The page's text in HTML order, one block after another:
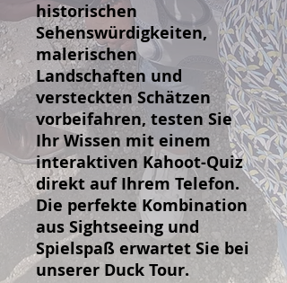
historischen
Sehenswürdigkeiten,
malerischen
Landschaften und
versteckten Schätzen
vorbeifahren, testen Sie
Ihr Wissen mit einem
interaktiven Kahoot-Quiz
direkt auf Ihrem Telefon.
Die perfekte Kombination
aus Sightseeing und
Spielspaß erwartet Sie bei
unserer Duck Tour.